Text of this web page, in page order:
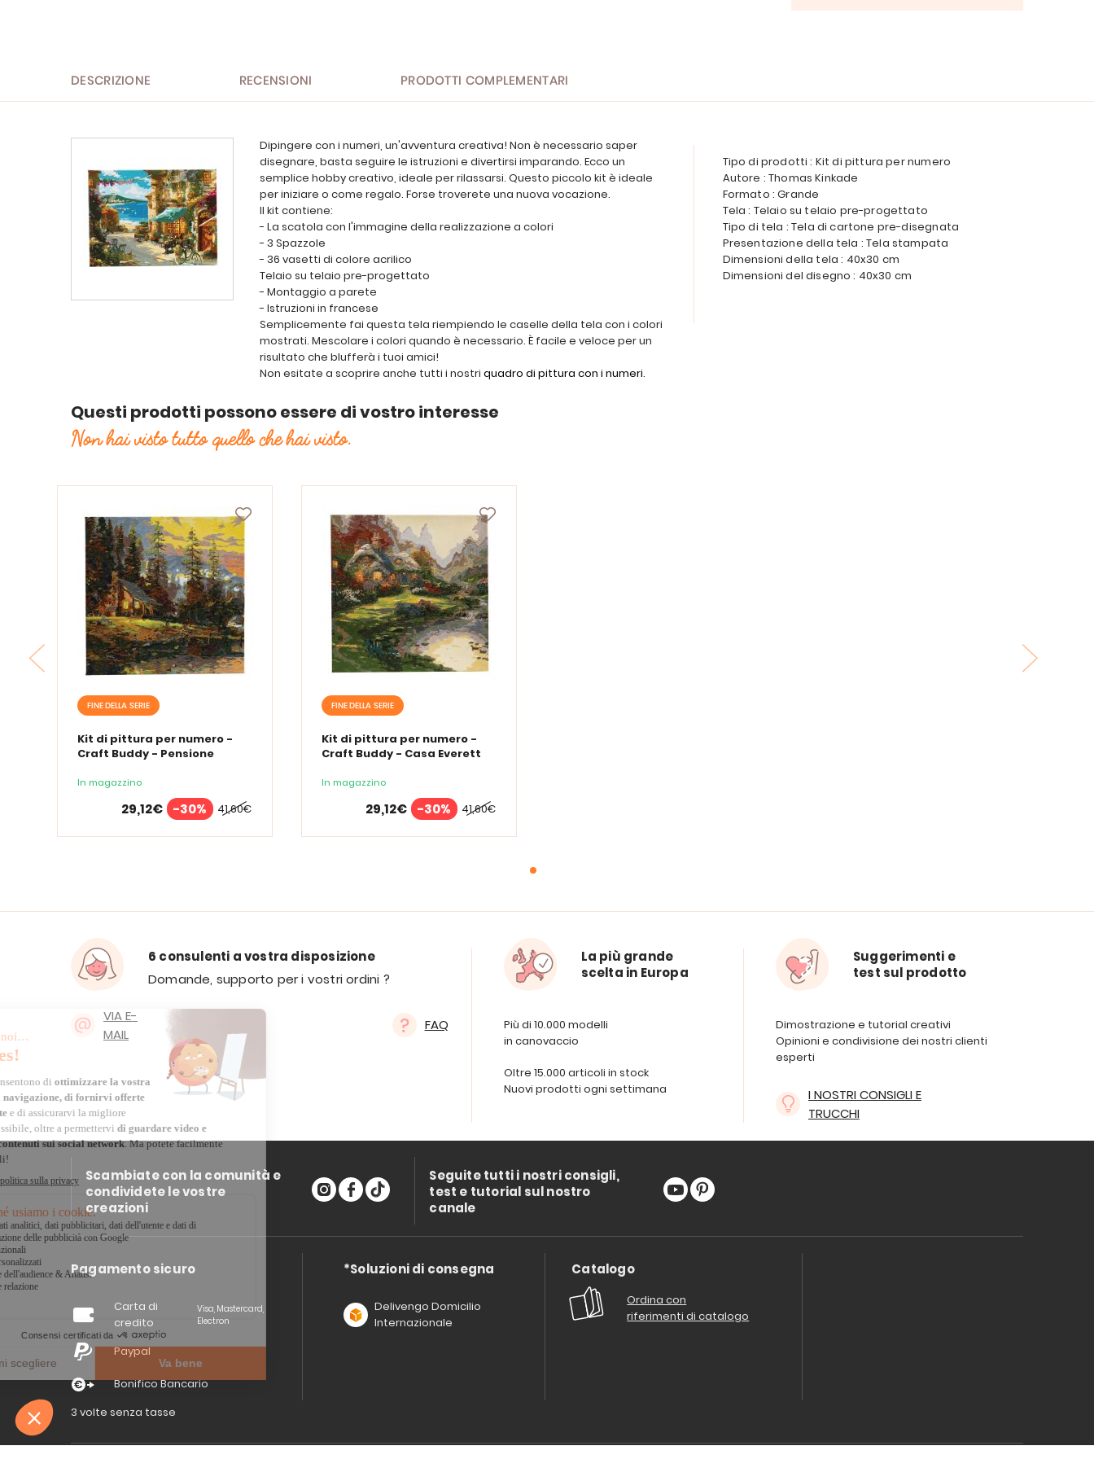
DESCRIZIONE RECENSIONI PRODOTTI COMPLEMENTARI
Dipingere con i numeri, un'avventura creativa! Non è necessario saper
disegnare, basta seguire le istruzioni e divertirsi imparando. Ecco un
semplice hobby creativo, ideale per rilassarsi. Questo piccolo kit è ideale
per iniziare o come regalo. Forse troverete una nuova vocazione.
Il kit contiene:
- La scatola con l'immagine della realizzazione a colori
- 3 Spazzole
- 36 vasetti di colore acrilico
Telaio su telaio pre-progettato
- Montaggio a parete
- Istruzioni in francese
Semplicemente fai questa tela riempiendo le caselle della tela con i colori
mostrati. Mescolare i colori quando è necessario. È facile e veloce per un
risultato che blufferà i tuoi amici!
Non esitate a scoprire anche tutti i nostri quadro di pittura con i numeri.
Tipo di prodotti : Kit di pittura per numero
Autore : Thomas Kinkade
Formato : Grande
Tela : Telaio su telaio pre-progettato
Tipo di tela : Tela di cartone pre-disegnata
Presentazione della tela : Tela stampata
Dimensioni della tela : 40x30 cm
Dimensioni del disegno : 40x30 cm
Questi prodotti possono essere di vostro interesse
Non hai visto tutto quello che hai visto.
FINE DELLA SERIE
Kit di pittura per numero -
Craft Buddy - Pensione
In magazzino
41,60€
29,12€ -30%
FINE DELLA SERIE
Kit di pittura per numero -
Craft Buddy - Casa Everett
In magazzino
41,60€
29,12€ -30%
6 consulenti a vostra disposizione
Domande, supporto per i vostri ordini ?
VIA E-
MAIL
FAQ
La più grande
scelta in Europa
Più di 10.000 modelli
in canovaccio
Oltre 15.000 articoli in stock
Nuovi prodotti ogni settimana
Suggerimenti e
test sul prodotto
Dimostrazione e tutorial creativi
Opinioni e condivisione dei nostri clienti
esperti
I NOSTRI CONSIGLI E
TRUCCHI
Scambiate con la comunità e
condividete le vostre
creazioni
Seguite tutti i nostri consigli,
test e tutorial sul nostro
canale
Pagamento sicuro
Carta di
credito
Visa, Mastercard,
Electron
Paypal
Bonifico Bancario
3 volte senza tasse
*Soluzioni di consegna
Delivengo Domicilio
Internazionale
Catalogo
Ordina con
riferimenti di catalogo